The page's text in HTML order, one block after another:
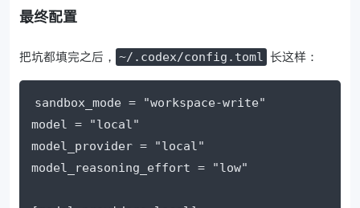
最终配置
把坑都填完之后， ~/.codex/config.toml 长这样：
sandbox_mode = "workspace-write"
model = "local"
model_provider = "local"
model_reasoning_effort = "low"